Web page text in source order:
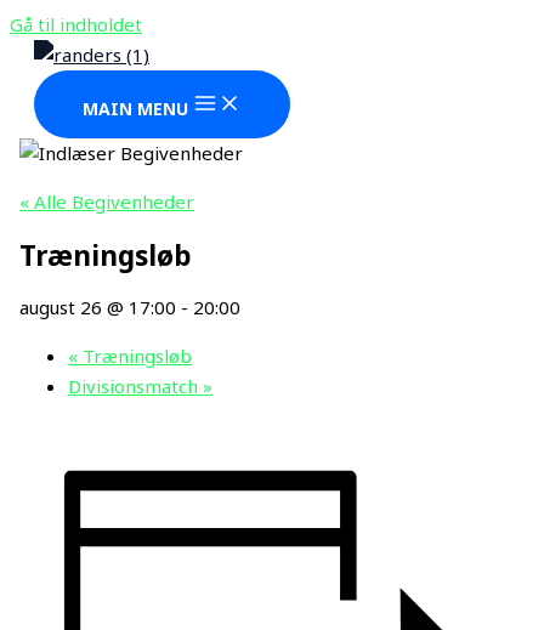
Gå til indholdet
MAIN MENU
« Alle Begivenheder
Træningsløb
august 26 @ 17:00 - 20:00
« Træningsløb
Divisionsmatch»